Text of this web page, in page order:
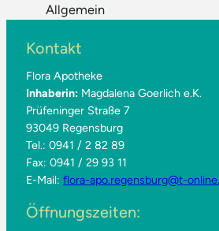
Allgemein
Kontakt
Flora Apotheke
Inhaberin: Magdalena Goerlich e.K.
Prüfeninger Straße 7
93049 Regensburg
Tel.: 0941 / 2 82 89
Fax: 0941 / 29 93 11
E-Mail:flora-apo.regensburg@t-
Öffnungszeiten: